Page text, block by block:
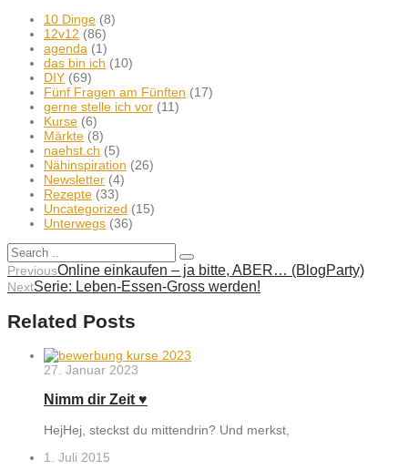
10 Dinge (8)
12v12 (86)
agenda (1)
das bin ich (10)
DIY (69)
Fünf Fragen am Fünften (17)
gerne stelle ich vor (11)
Kurse (6)
Märkte (8)
naehst.ch (5)
Nähinspiration (26)
Newsletter (4)
Rezepte (33)
Uncategorized (15)
Unterwegs (36)
PreviousOnline einkaufen – ja bitte, ABER… (BlogParty)
NextSerie: Leben-Essen-Gross werden!
Related Posts
27. Januar 2023
Nimm dir Zeit ♥︎
HejHej, steckst du mittendrin? Und merkst,
1. Juli 2015